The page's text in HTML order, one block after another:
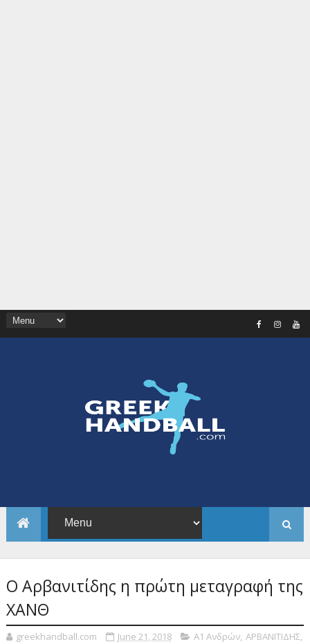
Ο Αρβανιτίδης η πρώτη μεταγραφή της
ΧΑΝΘ
greekhandball.com June 21, 2018 Α1 Ανδρών, ΑΡΒΑΝΙΤΙΔΗΣ,